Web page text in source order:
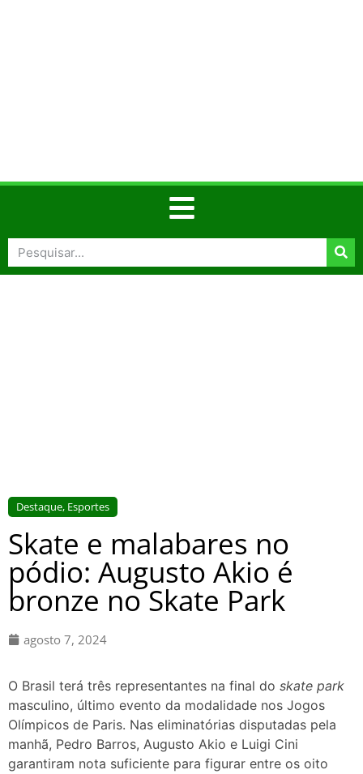
Destaque, Esportes
Skate e malabares no
pódio: Augusto Akio é
bronze no Skate Park
agosto 7, 2024
O Brasil terá três representantes na final do skate park
masculino, último evento da modalidade nos Jogos
Olímpicos de Paris. Nas eliminatórias disputadas pela
manhã, Pedro Barros, Augusto Akio e Luigi Cini
garantiram nota suficiente para figurar entre os oito